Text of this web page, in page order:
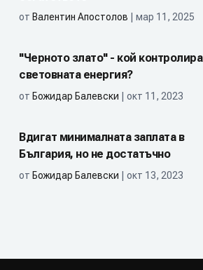
от Валентин Апостолов | мар 11, 2025
"Черното злато" - кой контролира
световната енергия?
от Божидар Балевски | окт 11, 2023
Вдигат минималната заплата в
България, но не достатъчно
от Божидар Балевски | окт 13, 2023